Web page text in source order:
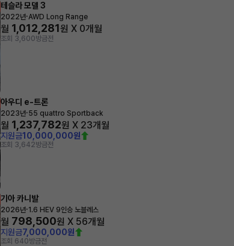
테슬라 모델 3
2022년·AWD Long Range
월 1,012,281원 X 0개월
조회 3,600방금전
아우디 e-트론
2023년·55 quattro Sportback
월 1,237,782원 X 23개월
지원금10,000,000원
조회 3,642방금전
기아 카니발
2026년·1.6 HEV 9인승 노블레스
월 798,500원 X 56개월
지원금7,000,000원
조회 640방금전